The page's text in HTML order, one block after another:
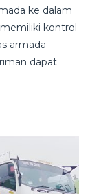
ke dalam
kontrol
armada
dapat